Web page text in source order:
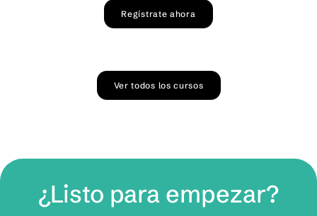
Regístrate ahora
Ver todos los cursos
¿Listo para empezar?